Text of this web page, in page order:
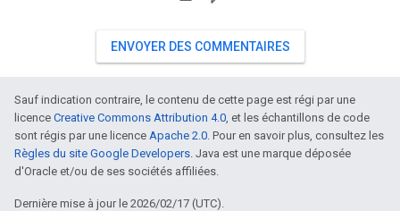
ENVOYER DES COMMENTAIRES
Sauf indication contraire, le contenu de cette page est régi par une
licence Creative Commons Attribution 4.0, et les échantillons de code
sont régis par une licence Apache 2.0. Pour en savoir plus, consultez les
Règles du site Google Developers. Java est une marque déposée
d'Oracle et/ou de ses sociétés affiliées.
Dernière mise à jour le 2026/02/17 (UTC).